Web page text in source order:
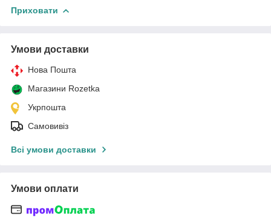
Приховати
Умови доставки
Нова Пошта
Магазини Rozetka
Укрпошта
Самовивіз
Всі умови доставки
Умови оплати